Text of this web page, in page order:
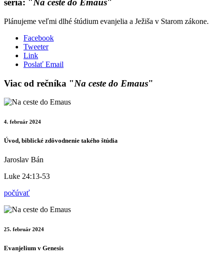
séria: "Na ceste do Emaus"
Plánujeme veľmi dlhé śtúdium evanjelia a Ježiša v Starom zákone.
Facebook
Tweeter
Link
Poslať Email
Viac od rečníka "Na ceste do Emaus"
4. február 2024
Úvod, biblické zdôvodnenie takého štúdia
Jaroslav Bán
Luke 24:13-53
počúvať
25. február 2024
Evanjelium v Genesis